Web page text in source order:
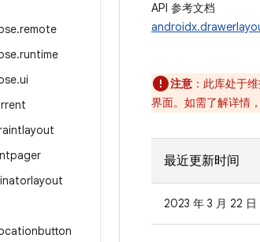
.remote
.runtime
.ui
API 参考文档
注意 ：此库处于
界面。如需了解详情
最近更新时间
2023 年 3 月 22 日